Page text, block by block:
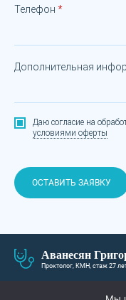
Телефон
Дополнительная
Даю согласие на
условиями оферты
ОСТАВИТЬ ЗАЯВКУ
Аванесян
Проктолог, КМН, стаж 27